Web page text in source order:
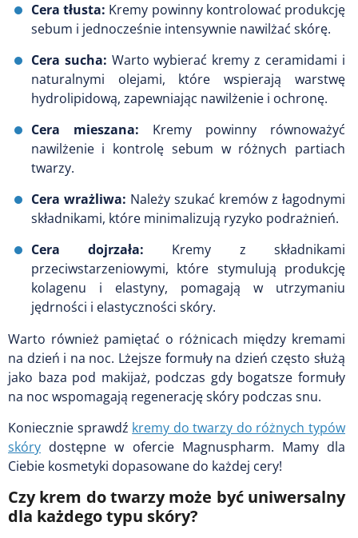
Cera tłusta: Kremy powinny kontrolować produkcję
sebum i jednocześnie intensywnie nawilżać skórę.
Cera sucha: Warto wybierać kremy z ceramidami i
naturalnymi olejami, które wspierają warstwę
hydrolipidową, zapewniając nawilżenie i ochronę.
Cera mieszana: Kremy powinny równoważyć
nawilżenie i kontrolę sebum w różnych partiach
twarzy.
Cera wrażliwa: Należy szukać kremów z łagodnymi
składnikami, które minimalizują ryzyko podrażnień.
Cera dojrzała: Kremy z składnikami
przeciwstarzeniowymi, które stymulują produkcję
kolagenu i elastyny, pomagają w utrzymaniu
jędrności i elastyczności skóry.
Warto również pamiętać o różnicach między kremami
na dzień i na noc. Lżejsze formuły na dzień często służą
jako baza pod makijaż, podczas gdy bogatsze formuły
na noc wspomagają regenerację skóry podczas snu.
Koniecznie sprawdź kremy do twarzy do różnych typów
skóry dostępne w ofercie Magnuspharm. Mamy dla
Ciebie kosmetyki dopasowane do każdej cery!
Czy krem do twarzy może być uniwersalny
dla każdego typu skóry?